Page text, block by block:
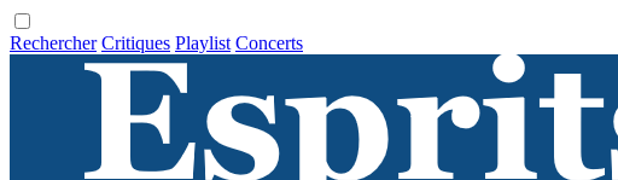
Rechercher Critiques Playlist Concerts